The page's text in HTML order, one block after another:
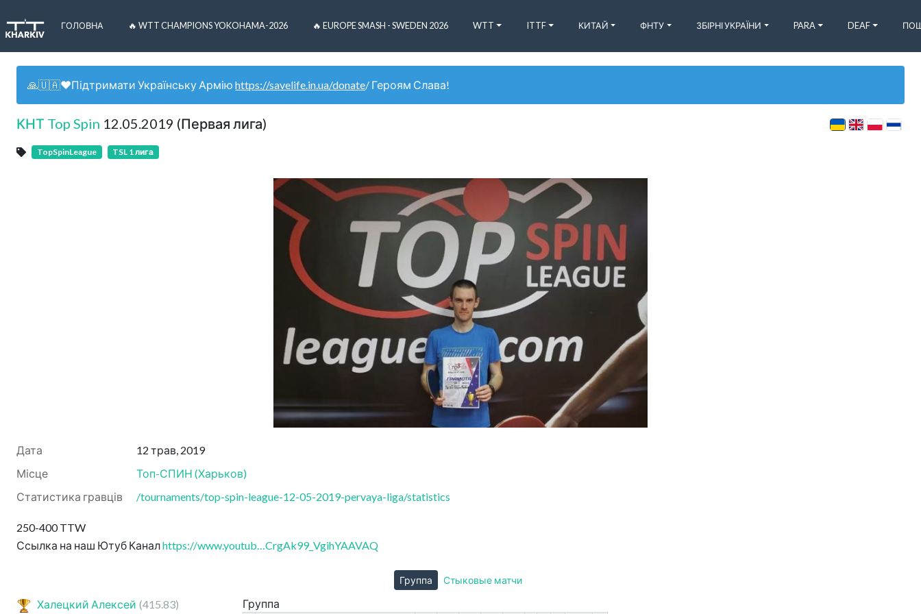
ГОЛОВНА 🔥 WTT CHAMPIONS YOKOHAMA-2026 🔥 EUROPE SMASH - SWEDEN 2026 WTT ITTF КИТАЙ ФНТУ ЗБІРНІ УКРАЇНИ PARA DEAF
🙏🇺🇦❤️Підтримати Українську Армію https://savelife.in.ua/donate/ Героям Слава!
КНТ Top Spin 12.05.2019 (Первая лига)
TopSpinLeague TSL 1 лига
Дата
12 трав, 2019
Місце
Топ-СПИН (Харьков)
Статистика гравців
/tournaments/top-spin-league-12-05-2019-pervaya-liga/statistics
250-400 TTW
Ссылка на наш Ютуб Каналhttps://www.youtub…CrgAk99_VgihYAAVAQ
Группа Стыковые матчи
Халецкий Алексей (415.83) Группа